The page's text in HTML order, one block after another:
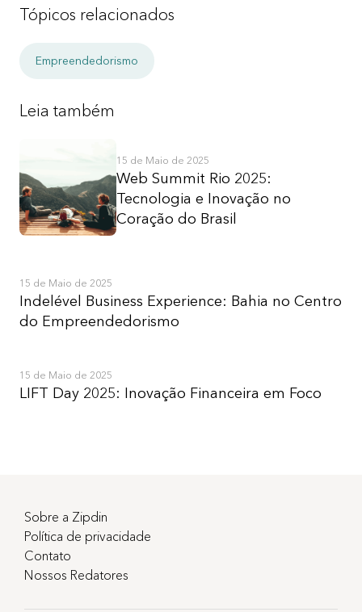
Tópicos relacionados
Empreendedorismo
Leia também
15 de Maio de 2025
Web Summit Rio 2025:
Tecnologia e Inovação no
Coração do Brasil
15 de Maio de 2025
Indelével Business Experience: Bahia no Centro
do Empreendedorismo
15 de Maio de 2025
LIFT Day 2025: Inovação Financeira em Foco
Sobre a Zipdin
Política de privacidade
Contato
Nossos Redatores